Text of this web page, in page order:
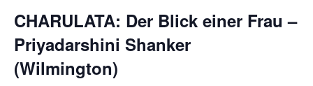
CHARULATA: Der Blick einer Frau –
Priyadarshini Shanker
(Wilmington)